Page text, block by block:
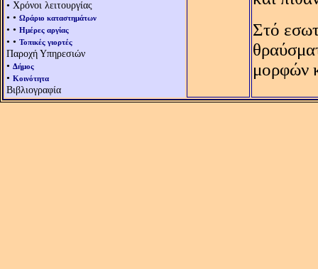
• Χρόνοι λειτουργίας
• • Ωράριο καταστημάτων
• • Ημέρες αργίας
• • Τοπικές γιορτές
Παροχή Υπηρεσιών
• Δήμος
• Κοινότητα
Βιβλιογραφία
Στό
μορφών